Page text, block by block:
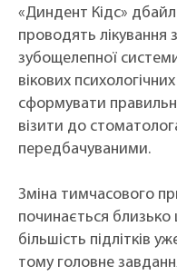
«Диндент Кідс»
проводять лікування
зубощелепної
вікових
сформувати правильні
візити до
передбачуваними.
Зміна тимчасового
починається близько
більшість підлітків
тому головне